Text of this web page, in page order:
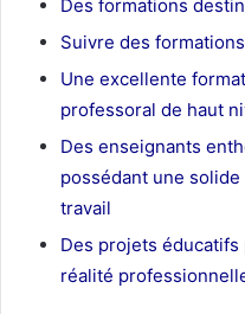
Des formations
Suivre des
Une excellente
professoral de haut
Des enseignants
possédant une
travail
Des projets
réalité